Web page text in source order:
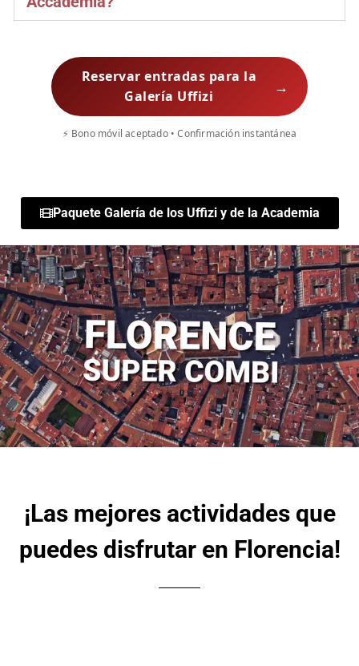
Reservar entradas para la
Galería Uffizi
→
⚡ Bono móvil aceptado • Confirmación instantánea
Paquete Galería de los Uffizi y de la Academia
¡Las mejores actividades que
puedes disfrutar en Florencia!